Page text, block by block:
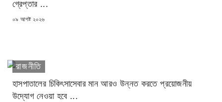
গ্রেপ্তার ...
POSTED
০৯ আগষ্ট ২০২৬
রাজনীতি
হাসপাতালের চিকিৎসাসেবার মান আরও উন্নত করতে প্রয়োজনীয়
উদ্যোগ নেওয়া হবে ...